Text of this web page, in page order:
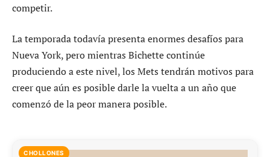
competir.
La temporada todavía presenta enormes desafíos para
Nueva York, pero mientras Bichette continúe
produciendo a este nivel, los Mets tendrán motivos para
creer que aún es posible darle la vuelta a un año que
comenzó de la peor manera posible.
CHOLLONES